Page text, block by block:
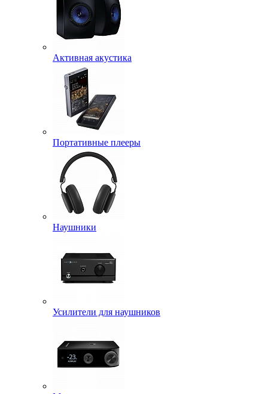
Активная акустика
Портативные плееры
Наушники
Усилители для наушников